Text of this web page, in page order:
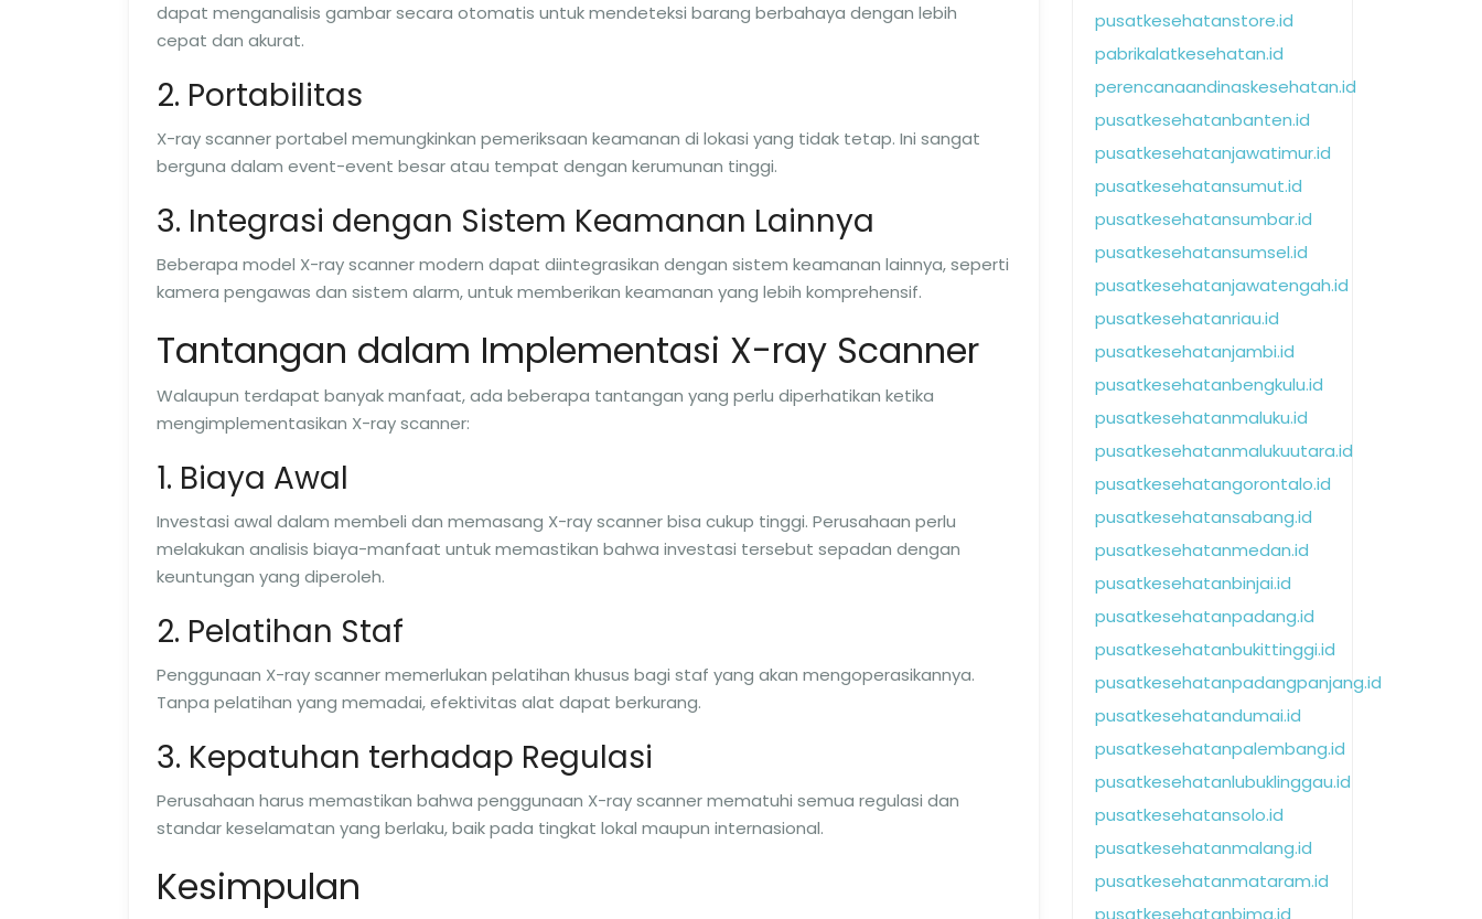
dapat menganalisis gambar secara otomatis untuk mendeteksi barang berbahaya dengan lebih
cepat dan akurat.
2. Portabilitas
X-ray scanner portabel memungkinkan pemeriksaan keamanan di lokasi yang tidak tetap. Ini sangat
berguna dalam event-event besar atau tempat dengan kerumunan tinggi.
3. Integrasi dengan Sistem Keamanan Lainnya
Beberapa model X-ray scanner modern dapat diintegrasikan dengan sistem keamanan lainnya, seperti
kamera pengawas dan sistem alarm, untuk memberikan keamanan yang lebih komprehensif.
Tantangan dalam Implementasi X-ray Scanner
Walaupun terdapat banyak manfaat, ada beberapa tantangan yang perlu diperhatikan ketika
mengimplementasikan X-ray scanner:
1. Biaya Awal
Investasi awal dalam membeli dan memasang X-ray scanner bisa cukup tinggi. Perusahaan perlu
melakukan analisis biaya-manfaat untuk memastikan bahwa investasi tersebut sepadan dengan
keuntungan yang diperoleh.
2. Pelatihan Staf
Penggunaan X-ray scanner memerlukan pelatihan khusus bagi staf yang akan mengoperasikannya.
Tanpa pelatihan yang memadai, efektivitas alat dapat berkurang.
3. Kepatuhan terhadap Regulasi
Perusahaan harus memastikan bahwa penggunaan X-ray scanner mematuhi semua regulasi dan
standar keselamatan yang berlaku, baik pada tingkat lokal maupun internasional.
Kesimpulan
pusatkesehatanstore.id
pabrikalatkesehatan.id
perencanaandinaskesehatan.id
pusatkesehatanbanten.id
pusatkesehatanjawatimur.id
pusatkesehatansumut.id
pusatkesehatansumbar.id
pusatkesehatansumsel.id
pusatkesehatanjawatengah.id
pusatkesehatanriau.id
pusatkesehatanjambi.id
pusatkesehatanbengkulu.id
pusatkesehatanmaluku.id
pusatkesehatanmalukuutara.id
pusatkesehatangorontalo.id
pusatkesehatansabang.id
pusatkesehatanmedan.id
pusatkesehatanbinjai.id
pusatkesehatanpadang.id
pusatkesehatanbukittinggi.id
pusatkesehatanpadangpanjang.id
pusatkesehatandumai.id
pusatkesehatanpalembang.id
pusatkesehatanlubuklinggau.id
pusatkesehatansolo.id
pusatkesehatanmalang.id
pusatkesehatanmataram.id
pusatkesehatanbima.id